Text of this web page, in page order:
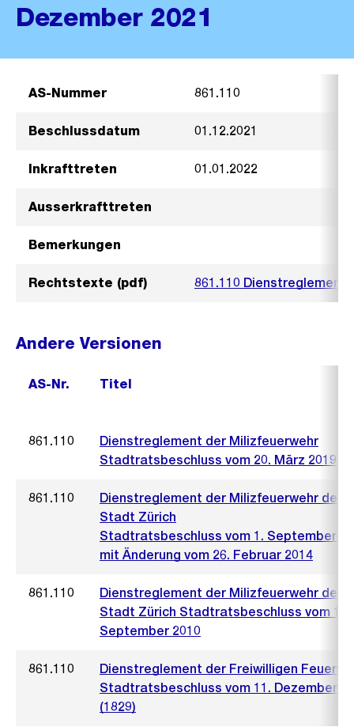
Dezember 2021
AS-Nummer 861.110
Beschlussdatum 01.12.2021
Inkrafttreten 01.01.2022
Ausserkrafttreten
Bemerkungen
Rechtstexte (pdf) 861.110 Dienstreglement
Andere Versionen
AS-Nr. Titel
861.110
Dienstreglement der Milizfeuerwehr
Stadtratsbeschluss vom 20. März 2019
861.110
Dienstreglement der Milizfeuerwehr der
Stadt Zürich
Stadtratsbeschluss vom 1. September
mit Änderung vom 26. Februar 2014
861.110
Dienstreglement der Milizfeuerwehr der
Stadt Zürich Stadtratsbeschluss vom 1.
September 2010
861.110
Dienstreglement der Freiwilligen
Stadtratsbeschluss vom 11. Dezember
(1829)